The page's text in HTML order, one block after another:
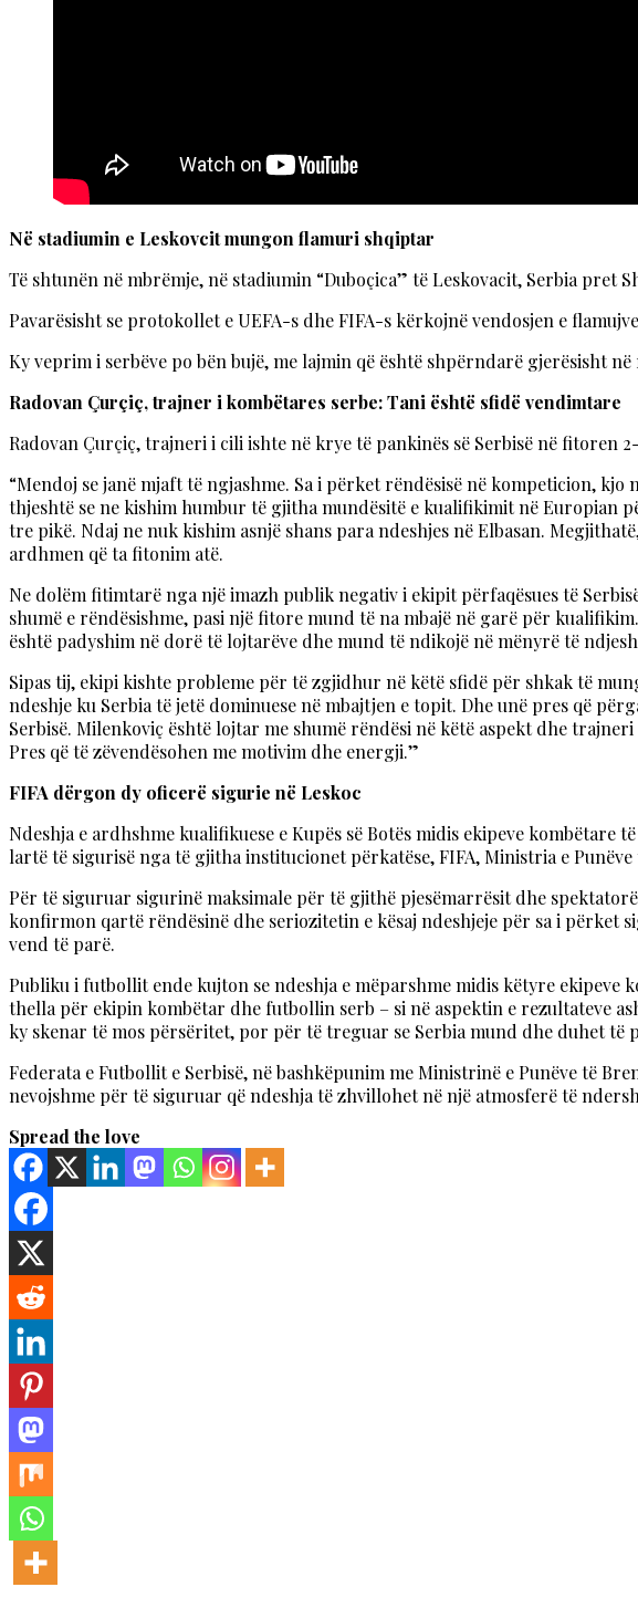
Në stadiumin e Leskovcit mungon flamuri shqiptar
Të shtunën në mbrëmje, në stadiumin “Duboçica” të Leskovacit, Serbia pret
Pavarësisht se protokollet e UEFA-s dhe FIFA-s kërkojnë vendosjen e
Ky veprim i serbëve po bën bujë, me lajmin që është shpërndarë gjerësisht
Radovan Çurçiç, trajner i kombëtares serbe: Tani është sfidë vendimtare
Radovan Çurçiç, trajneri i cili ishte në krye të pankinës së Serbisë në fitoren
“Mendoj se janë mjaft të ngjashme. Sa i përket rëndësisë në kompeticion,
thjeshtë se ne kishim humbur të gjitha mundësitë e kualifikimit në Europian
tre pikë. Ndaj ne nuk kishim asnjë shans para ndeshjes në Elbasan.
ardhmen që ta fitonim atë.
Ne dolëm fitimtarë nga një imazh publik negativ i ekipit përfaqësues të
shumë e rëndësishme, pasi një fitore mund të na mbajë në garë për
është padyshim në dorë të lojtarëve dhe mund të ndikojë në mënyrë të
Sipas tij, ekipi kishte probleme për të zgjidhur në këtë sfidë për shkak të
ndeshje ku Serbia të jetë dominuese në mbajtjen e topit. Dhe unë pres që
Serbisë. Milenkoviç është lojtar me shumë rëndësi në këtë aspekt dhe
Pres që të zëvendësohen me motivim dhe energji.”
FIFA dërgon dy oficerë sigurie në Leskoc
Ndeshja e ardhshme kualifikuese e Kupës së Botës midis ekipeve
lartë të sigurisë nga të gjitha institucionet përkatëse, FIFA, Ministria e
Për të siguruar sigurinë maksimale për të gjithë pjesëmarrësit dhe
konfirmon qartë rëndësinë dhe seriozitetin e kësaj ndeshjeje për sa i
vend të parë.
Publiku i futbollit ende kujton se ndeshja e mëparshme midis këtyre ekipeve
thella për ekipin kombëtar dhe futbollin serb – si në aspektin e rezultateve
ky skenar të mos përsëritet, por për të treguar se Serbia mund dhe duhet
Federata e Futbollit e Serbisë, në bashkëpunim me Ministrinë e Punëve të
nevojshme për të siguruar që ndeshja të zhvillohet në një atmosferë të
Spread the love